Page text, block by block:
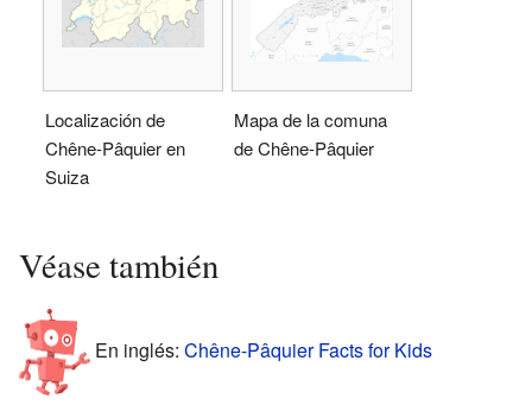
Localización de
Chêne-Pâquier en
Suiza
Mapa de la comuna
de Chêne-Pâquier
Véase también
En inglés: Chêne-Pâquier Facts for Kids